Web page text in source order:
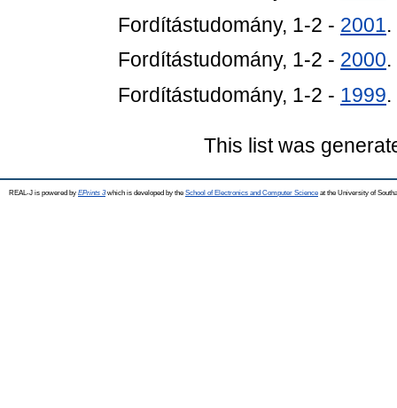
Fordítástudomány, 1-2 - 2001
Fordítástudomány, 1-2 - 2000
Fordítástudomány, 1-2 - 1999
This list was
REAL-J is powered by EPrints 3which is developed by the School of Electronics and Computer Science at the University of